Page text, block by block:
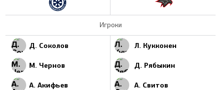
Игроки
Д. Соколов Л. Кукконен
М. Чернов Д. Рябыкин
А. Акифьев А. Свитов